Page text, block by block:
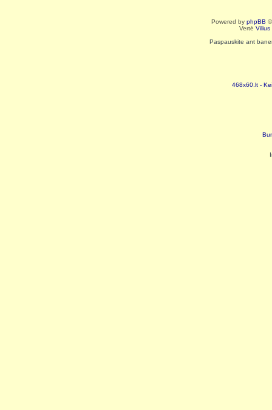
Powered by phpBB
Vertė Vilius
Paspauskite ant
468x60.lt -